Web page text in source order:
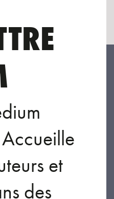
et
des